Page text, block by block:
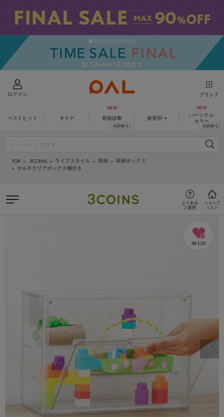
ログイン ブランド
ベストヒット オトナ 骨格診断 身長別
パーソナル
カラー
TOP 3COINS ライフスタイル 収納
収納ボックス
マルチクリアボックス棚付き
46130